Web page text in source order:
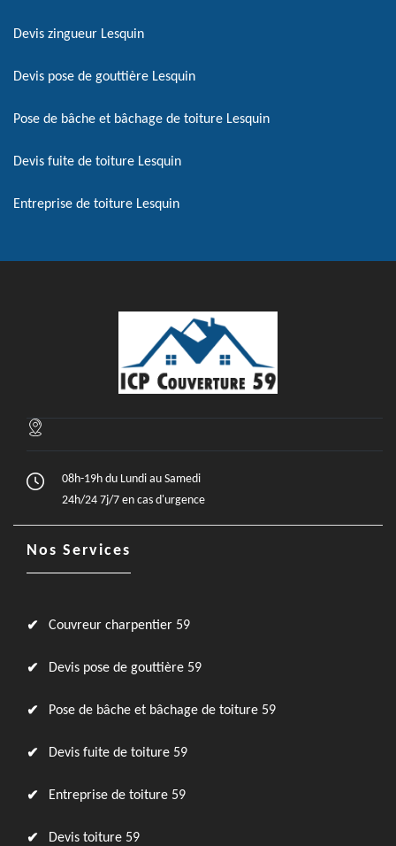
Devis zingueur Lesquin
Devis pose de gouttière Lesquin
Pose de bâche et bâchage de toiture Lesquin
Devis fuite de toiture Lesquin
Entreprise de toiture Lesquin
08h-19h du Lundi au Samedi
24h/24 7j/7 en cas d'urgence
Nos Services
Couvreur charpentier 59
Devis pose de gouttière 59
Pose de bâche et bâchage de toiture 59
Devis fuite de toiture 59
Entreprise de toiture 59
Devis toiture 59